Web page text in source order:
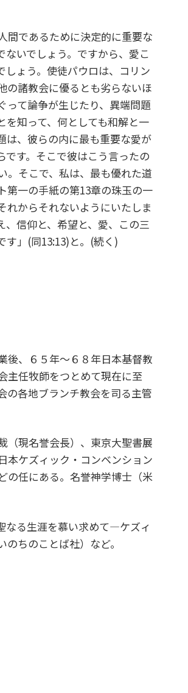
間であるために決定的に重要な
いでしょう。ですから、愛こ
しょう。使徒パウロは、コリン
の諸教会に優るとも劣らないほ
って論争が生じたり、異端問題
知って、何としても和解と一
は、彼らの内に最も重要な愛が
す。そこで彼はこう言ったの
。そこで、私は、最も優れた道
第一の手紙の第13章の珠玉の一
れからそれないようにいたしま
信仰と、希望と、愛、この三
す」(同13:13)と。(続く)
後、６５年～６８年日本基督教
主任牧師をつとめて現在に至
の各地ブランチ教会を司る主管
（現名誉会長）、東京大聖書展
本ケズィック・コンベンション
の任にある。名誉神学博士（米
なる生涯を慕い求めて―ケズィ
ちのことば社）など。